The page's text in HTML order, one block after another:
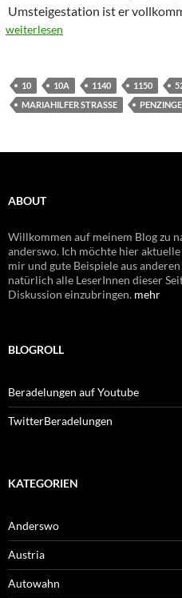
Umsteigestation ist er
weiterlesen
10 10A 1140 1150
MARIAHILFER STRASSE
ABOUT
Willkommen auf meinem Blog zu
anderswo. Ich möchte hier
mir und gute Beispiele aus
natürlich alle LeserInnen dieser
Diskussion einzubringen. mehr
BLOGROLL
Beradelungen auf Youtube
TwitterBeradelungen
KATEGORIEN
Anderswo
Austria
Autowahn